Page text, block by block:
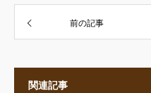
前の記事
関連記事